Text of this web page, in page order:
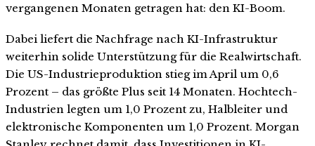
vergangenen Monaten getragen hat: den KI-Boom.
Dabei liefert die Nachfrage nach KI-Infrastruktur
weiterhin solide Unterstützung für die Realwirtschaft.
Die US-Industrieproduktion stieg im April um 0,6
Prozent – das größte Plus seit 14 Monaten. Hochtech-
Industrien legten um 1,0 Prozent zu, Halbleiter und
elektronische Komponenten um 1,0 Prozent. Morgan